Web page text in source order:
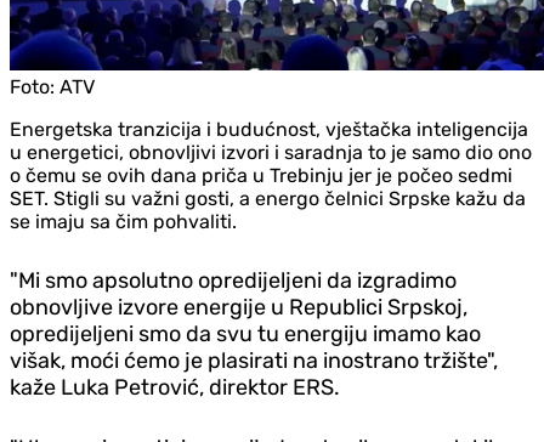
Foto: ATV
Energetska tranzicija i budućnost, vještačka inteligencija
u energetici, obnovljivi izvori i saradnja to je samo dio ono
o čemu se ovih dana priča u Trebinju jer je počeo sedmi
SET. Stigli su važni gosti, a energo čelnici Srpske kažu da
se imaju sa čim pohvaliti.
"Mi smo apsolutno opredijeljeni da izgradimo
obnovljive izvore energije u Republici Srpskoj,
opredijeljeni smo da svu tu energiju imamo kao
višak, moći ćemo je plasirati na inostrano tržište",
kaže Luka Petrović, direktor ERS.